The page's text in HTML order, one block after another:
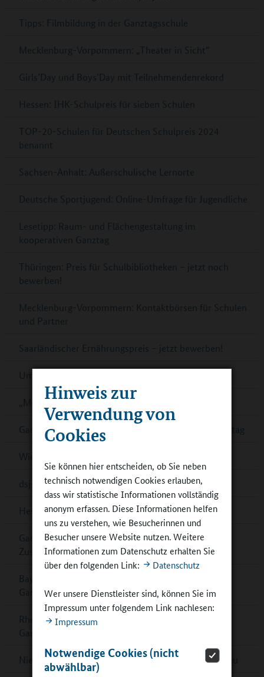
Hinweis zur
Verwendung von
Cookies
Sie können hier entscheiden, ob Sie neben
technisch notwendigen Cookies erlauben,
dass wir statistische Informationen vollständig
anonym erfassen. Diese Informationen helfen
uns zu verstehen, wie Besucherinnen und
Besucher unsere Website nutzen. Weitere
Informationen zum Datenschutz erhalten Sie
über den folgenden Link:
Datenschutz
Wer unsere Dienstleister sind, können Sie im
Impressum unter folgendem Link nachlesen:
Impressum
Notwendige Cookies (nicht
abwählbar)
Tipps: Filmbildung in der Ganztagsschule
Mecklenburg-Vorpommern: „Theater in Sicht“
Girls’Day und Boys’Day mit Teilnehmendenrekord
Hessen: IHK-Schulpreis für sieben Schulen
TOP-20-Schulen für Deutschen Schulpreis 2024
benannt
Sachsen-Anhalt: Außerschulische Lernorte
Deutsche Sportjugend: Online-Umfrage für Jugendliche
Lesetipp: Raum- und Flächengestaltung im
kooperativen Ganztag
Thüringen: Preis für Schulbibliotheken – jetzt noch
bewerben!
Mecklenburg-Vorpommern: Kontaktbörsen für Schulen
und Partner
Saarländischer Ernährungspreis – jetzt bewerben!
Umfrage zur Schulverpflegung in Cottbus
„Mein Bildungsraum“ in Ganztagsschulen
Ganztagsschulverband: Demokratiebildung im Ganztag
Wiener „Wasserschulen“
dsj-Bewegungskampagne MOVE wird fortgesetzt
Hessen: Musikalische Bildung in Ober-Ramstadt
Ganztagskongress zu multiprofessioneller
Zusammenarbeit in Berlin
Bayern: Pädagogische Fachkräfte für
Ganztagsbetreuung
Rheinland-Pfalz: Musikalisches Zusammenspiel im
Ganztag
Niedersachsen: Förderrichtlinie zum Ganztagsausbau